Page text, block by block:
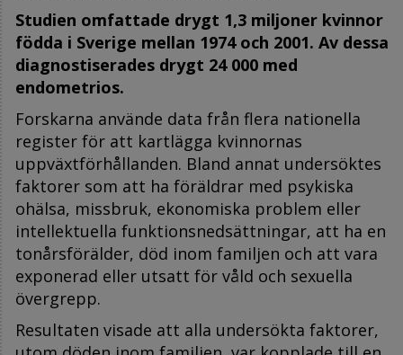
Studien omfattade drygt 1,3 miljoner kvinnor
födda i Sverige mellan 1974 och 2001. Av dessa
diagnostiserades drygt 24 000 med
endometrios.
Forskarna använde data från flera nationella
register för att kartlägga kvinnornas
uppväxtförhållanden. Bland annat undersöktes
faktorer som att ha föräldrar med psykiska
ohälsa, missbruk, ekonomiska problem eller
intellektuella funktionsnedsättningar, att ha en
tonårsförälder, död inom familjen och att vara
exponerad eller utsatt för våld och sexuella
övergrepp.
Resultaten visade att alla undersökta faktorer,